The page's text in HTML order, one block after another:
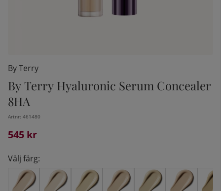
By Terry
By Terry Hyaluronic Serum Concealer
8HA
Artnr: 461480
545 kr
Välj färg: